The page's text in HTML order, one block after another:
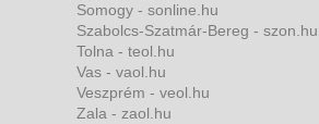
Somogy - sonline.hu
Szabolcs-Szatmár-Bereg - szon.hu
Tolna - teol.hu
Vas - vaol.hu
Veszprém - veol.hu
Zala - zaol.hu